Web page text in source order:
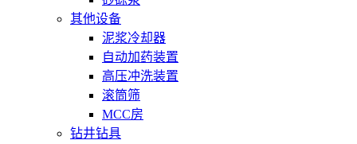
其他设备
泥浆冷却器
自动加药装置
高压冲洗装置
滚筒筛
MCC房
钻井钻具